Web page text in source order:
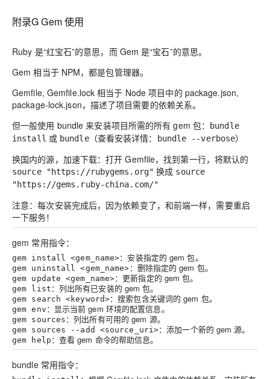
附录G Gem 使用
Ruby 是“红宝石”的意思，而 Gem 是“宝石”的意思。
Gem 相当于 NPM，都是包管理器。
Gemfile, Gemfile.lock 相当于 Node 项目中的 package.json,
package-lock.json，描述了项目需要的依赖关系。
但一般使用 bundle 来安装项目所需的所有 gem 包：
bundle
install 或 bundle（查看安装详情： bundle --verbose）
换国内的源，加速下载：打开 Gemfile，找到第一行，将默认的
source "https://rubygems.org" 换成 source
"https://gems.ruby-china.com/"
注意：每次安装完成后，因为依赖变了，和前端一样，需要重启
一下服务！
gem 常用指令：
gem install <gem_name>：安装指定的 gem 包。
gem uninstall <gem_name> ：删除指定的 gem 包。
gem update <gem_name>：更新指定的 gem 包。
gem list ：列出所有已安装的 gem 包。
gem search <keyword>：搜索包含关键词的 gem 包。
gem env ：显示当前 gem 环境的配置信息。
gem sources ：列出所有可用的 gem 源。
gem sources --add <source_uri>：添加一个新的 gem 源。
gem help ：查看 gem 命令的帮助信息。
bundle 常用指令：